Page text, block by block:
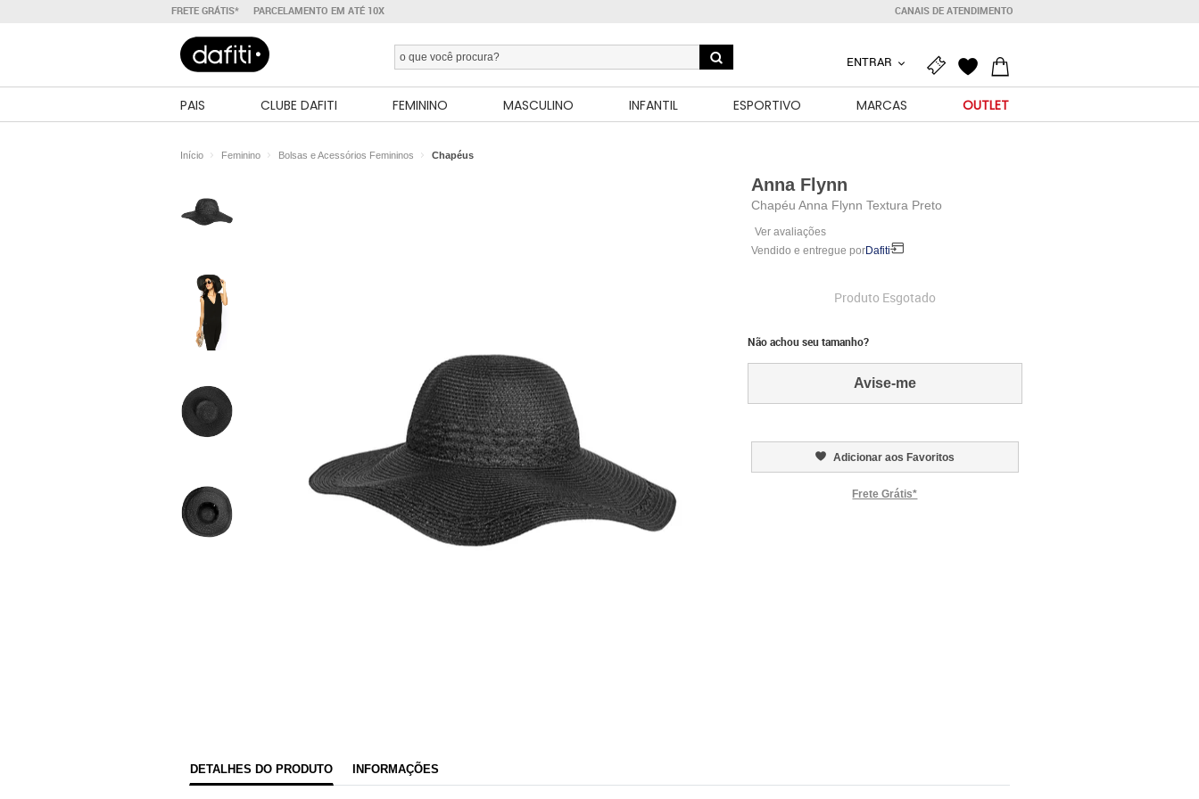
FRETE GRÁTIS* PARCELAMENTO EM ATÉ 10X CANAIS DE ATENDIMENTO
ENTRAR
PAIS CLUBE DAFITI FEMININO MASCULINO INFANTIL ESPORTIVO MARCAS OUTLET
Início Feminino Bolsas e Acessórios Femininos Chapéus
Anna Flynn
Chapéu Anna Flynn Textura Preto
Ver avaliações
Vendido e entregue porDafiti
Razão Social
Produto Esgotado
Não achou seu tamanho?
Avise-me
Adicionar aos Favoritos
Frete Grátis*
DETALHES DO PRODUTO INFORMAÇÕES